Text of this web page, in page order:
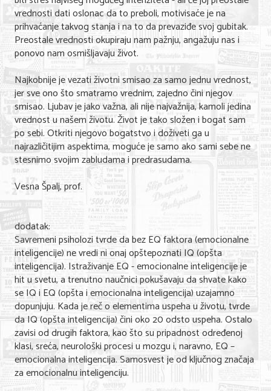
vrednosti dati oslonac da to preboli, motivisaće je na
prihvaćanje takvog stanja i na to da prevaziđe svoj gubitak.
Preostale vrednosti okupiraju nam pažnju, angažuju nas i
ponovo nam osmišljavaju život.
Najkobnije je vezati životni smisao za samo jednu vrednost,
jer sve ono što smatramo vrednim, zajedno čini njegov
smisao. Ljubav je jako važna, ali nije najvažnija, kamoli jedina
vrednost u našem životu. Život je tako složen i bogat sam
po sebi. Otkriti njegovo bogatstvo i doživeti ga u
najrazličitijim aspektima, moguće je samo ako sami sebe ne
stesnimo svojim zabludama i predrasudama.
Vesna Špalj, prof.
dodatak:
Savremeni psiholozi tvrde da bez EQ faktora (emocionalne
inteligencije) ne vredi ni onaj opštepoznati IQ (opšta
inteligencija). Istraživanje EQ - emocionalne inteligencije je
hit u svetu, a trenutno naučnici pokušavaju da shvate kako
se IQ i EQ (opšta i emocionalna inteligencija) uzajamno
dopunjuju. Kada je reč o elementima uspeha u životu, tvrde
da IQ (opšta inteligencija) čini oko 20 odsto uspeha. Ostalo
zavisi od drugih faktora, kao što su pripadnost određenoj
klasi, sreća, neurološki procesi u mozgu i, naravno, EQ –
emocionalna inteligencija. Samosvest je od ključnog značaja
za emocionalnu inteligenciju.